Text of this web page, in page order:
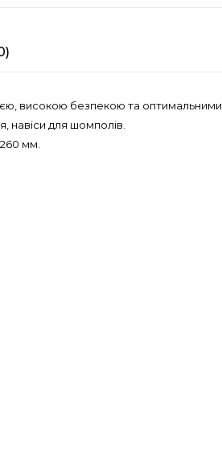
високою безпекою та оптимальними
навіси для шомполів.
мм.